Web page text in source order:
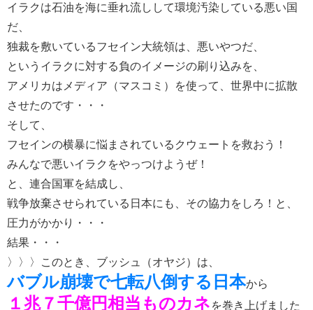
イラクは石油を海に垂れ流しして環境汚染している悪い国
だ、
独裁を敷いているフセイン大統領は、悪いやつだ、
というイラクに対する負のイメージの刷り込みを、
アメリカはメディア（マスコミ）を使って、世界中に拡散
させたのです・・・
そして、
フセインの横暴に悩まされているクウェートを救おう！
みんなで悪いイラクをやっつけようぜ！
と、連合国軍を結成し、
戦争放棄させられている日本にも、その協力をしろ！と、
圧力がかかり・・・
結果・・・
〉〉〉
このとき、ブッシュ（オヤジ）は、
バブル崩壊で七転八倒する日本から
１兆７千億円相当ものカネ を巻き上げました